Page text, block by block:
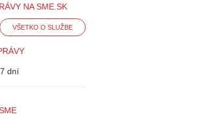
NA SME.SK
VŠETKO O SLUŽBE
7 dní